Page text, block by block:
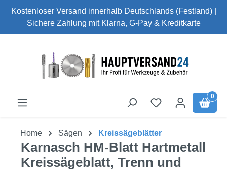
Zum Hauptinhalt springen
Kostenloser Versand innerhalb Deutschlands (Festland) |
Sichere Zahlung mit Klarna, G-Pay & Kreditkarte
0
Home Sägen Kreissägeblätter
Karnasch HM-Blatt Hartmetall
Kreissägeblatt, Trenn und